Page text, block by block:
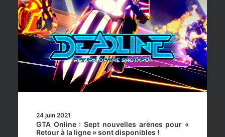
24 juin 2021
GTA Online : Sept nouvelles arènes pour «
Retour à la ligne » sont disponibles !